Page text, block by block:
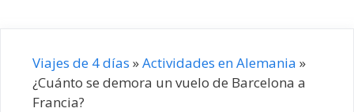
Viajes de 4 días »Actividades en Alemania »
¿Cuánto se demora un vuelo de Barcelona a
Francia?